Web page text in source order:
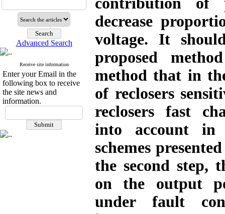
Advanced Search
Receive site information
Enter your Email in the
following box to receive
the site news and
information.
decrease
voltage. It
proposed
method that in
of reclosers
reclosers fast
into account in
schemes
the second step,
on the output
under fault